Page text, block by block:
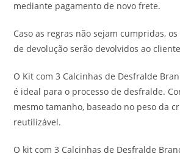
mediante pagamento de novo frete.
Caso as regras não sejam cumpridas,
de devolução serão devolvidos ao
O Kit com 3 Calcinhas de Desfralde
é ideal para o processo de desfralde.
mesmo tamanho, baseado no peso da
reutilizável.
O kit com 3 Calcinhas de Desfralde